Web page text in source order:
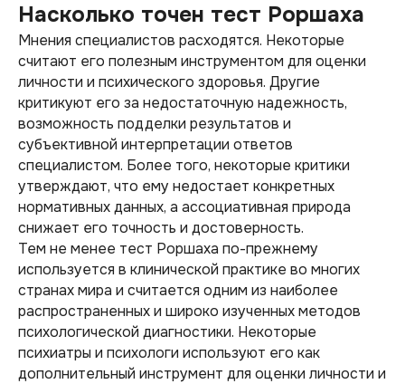
Насколько точен тест Роршаха
Мнения специалистов расходятся. Некоторые
считают его полезным инструментом для оценки
личности и психического здоровья. Другие
критикуют его за недостаточную надежность,
возможность подделки результатов и
субъективной интерпретации ответов
специалистом. Более того, некоторые критики
утверждают, что ему недостает конкретных
нормативных данных, а ассоциативная природа
снижает его точность и достоверность.
Тем не менее тест Роршаха по-прежнему
используется в клинической практике во многих
странах мира и считается одним из наиболее
распространенных и широко изученных методов
психологической диагностики. Некоторые
психиатры и психологи используют его как
дополнительный инструмент для оценки личности и